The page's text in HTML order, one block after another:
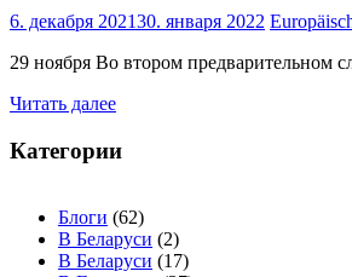
6. декабря 202130. января 2022
29 ноября Во втором предварительном
Читать далее
Категории
Блоги (62)
В Беларуси (2)
В Беларуси (17)